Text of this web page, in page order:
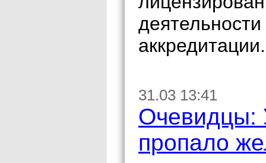
аккредитации.
31.03 13:41
Очевидцы:
пропало